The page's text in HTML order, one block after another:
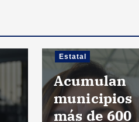
Estatal
Acumulan
municipios
más de 600